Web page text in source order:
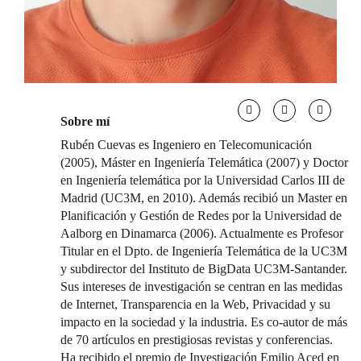
Sobre mí
Rubén Cuevas es Ingeniero en Telecomunicación
(2005), Máster en Ingeniería Telemática (2007) y Doctor
en Ingeniería telemática por la Universidad Carlos III de
Madrid (UC3M, en 2010). Además recibió un Master en
Planificación y Gestión de Redes por la Universidad de
Aalborg en Dinamarca (2006). Actualmente es Profesor
Titular en el Dpto. de Ingeniería Telemática de la UC3M
y subdirector del Instituto de BigData UC3M-Santander.
Sus intereses de investigación se centran en las medidas
de Internet, Transparencia en la Web, Privacidad y su
impacto en la sociedad y la industria. Es co-autor de más
de 70 artículos en prestigiosas revistas y conferencias.
Ha recibido el premio de Investigación Emilio Aced en